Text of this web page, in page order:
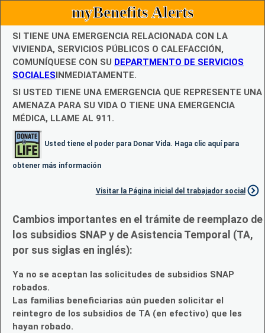
myBenefits Alerts
SI TIENE UNA EMERGENCIA RELACIONADA CON LA
VIVIENDA, SERVICIOS PÚBLICOS O CALEFACCIÓN,
COMUNÍQUESE CON SU DEPARTMENTO DE SERVICIOS
SOCIALESINMEDIATAMENTE.
SI USTED TIENE UNA EMERGENCIA QUE REPRESENTE UNA
AMENAZA PARA SU VIDA O TIENE UNA EMERGENCIA
MÉDICA, LLAME AL 911.
Usted tiene el poder para Donar Vida. Haga clic aquí para
obtener más información
Visitar la Página inicial del trabajador social
Cambios importantes en el trámite de reemplazo de
los subsidios SNAP y de Asistencia Temporal (TA,
por sus siglas en inglés):
Ya no se aceptan las solicitudes de subsidios SNAP
robados.
Las familias beneficiarias aún pueden solicitar el
reintegro de los subsidios de TA (en efectivo) que les
hayan robado.